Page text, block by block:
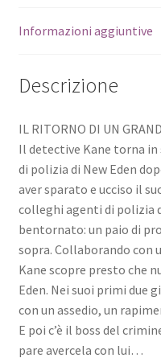
Informazioni aggiuntive
Descrizione
IL RITORNO DI UN
Il detective Kane torna
di polizia di New Eden
aver sparato e ucciso il
colleghi agenti di polizia
bentornato: un paio di
sopra. Collaborando con
Kane scopre presto che
Eden. Nei suoi primi due
con un assedio, un
E poi c’è il boss del
pare avercela con lui…